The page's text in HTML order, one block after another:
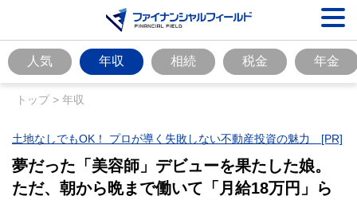
人気 年収 相続 税金 年金
トップ> 年収
土地なしでもOK！ プロが導く失敗しない不動産投資の魅力 [PR]
夢だった「美容師」デビューを果たした娘。
ただ、朝から晩まで働いて「月給18万円」ら